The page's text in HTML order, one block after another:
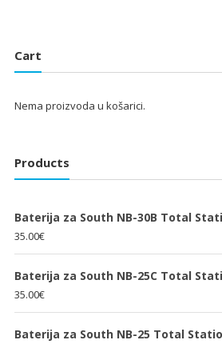
38.00€.
Cart
Nema proizvoda u košarici.
Products
Baterija za South NB-30B Total
35.00€
Baterija za South NB-25C Total
35.00€
Baterija za South NB-25 Total